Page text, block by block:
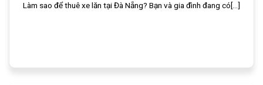
Làm sao để thuê xe lăn tại Đà Nẵng? Bạn và gia đình đang có[...]